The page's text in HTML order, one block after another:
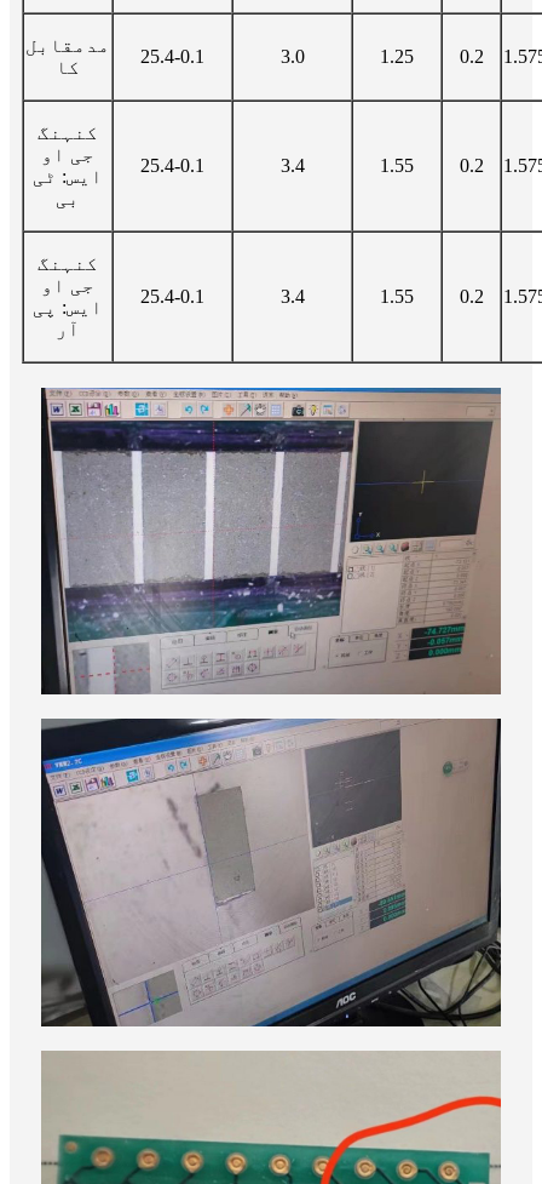
مدمقابل
کا
25.4-0.1 3.0 1.25 0.2
کنہنگ
جی او
ایس: ٹی
بی
25.4-0.1 3.4 1.55 0.2
کنہنگ
جی او
ایس: پی
آر
25.4-0.1 3.4 1.55 0.2